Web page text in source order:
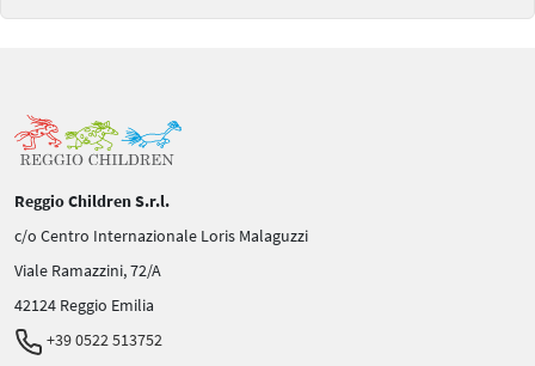
Reggio Children S.r.l.
c/o Centro Internazionale Loris Malaguzzi
Viale Ramazzini, 72/A
42124 Reggio Emilia
+39 0522 513752